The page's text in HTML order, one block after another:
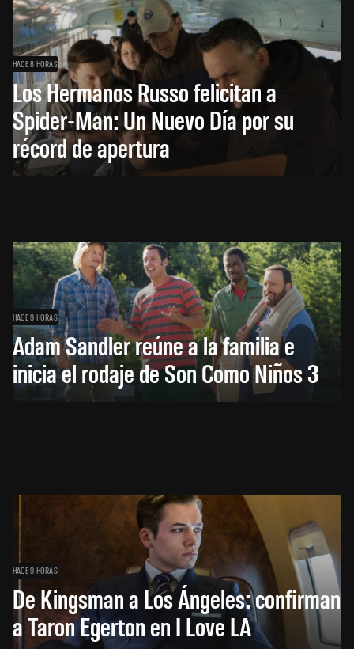
HACE 8 HORAS
Los Hermanos Russo felicitan a
Spider-Man: Un Nuevo Día por su
récord de apertura
HACE 9 HORAS
Adam Sandler reúne a la familia e
inicia el rodaje de Son Como Niños 3
HACE 9 HORAS
De Kingsman a Los Ángeles: confirman
a Taron Egerton en I Love LA